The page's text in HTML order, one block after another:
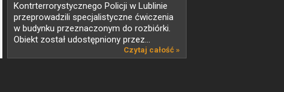
Kontrterrorystycznego Policji w Lublinie
przeprowadzili specjalistyczne ćwiczenia
w budynku przeznaczonym do rozbiórki.
Obiekt został udostępniony przez...
Czytaj całość »